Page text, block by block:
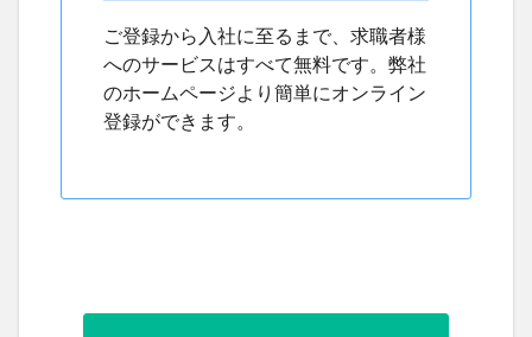
ご登録から入社に至るまで、求職者様
へのサービスはすべて無料です。弊社
のホームページより簡単にオンライン
登録ができます。